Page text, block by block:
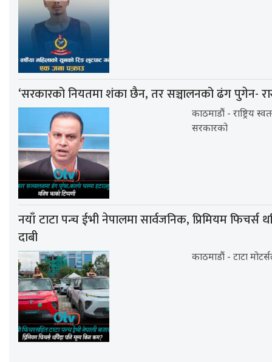
‘सरकारको नियतमा शंका छैन, तर सञ्चालनको ढंग पुगेन-
काठमाडौं - राष्ट्रिय
सरकारको
नयाँ टाटा पन्च ईभी नेपालमा सार्वजनिक, प्रिमियम
दाबी
काठमाडौं - टाटा